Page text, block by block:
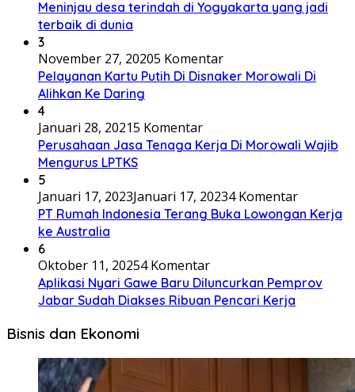
Meninjau desa terindah di Yogyakarta yang jadi
terbaik di dunia
3
November 27, 20205 Komentar
Pelayanan Kartu Putih Di Disnaker Morowali Di
Alihkan Ke Daring
4
Januari 28, 20215 Komentar
Perusahaan Jasa Tenaga Kerja Di Morowali Wajib
Mengurus LPTKS
5
Januari 17, 2023Januari 17, 20234 Komentar
PT Rumah Indonesia Terang Buka Lowongan Kerja
ke Australia
6
Oktober 11, 20254 Komentar
Aplikasi Nyari Gawe Baru Diluncurkan Pemprov
Jabar Sudah Diakses Ribuan Pencari Kerja
Bisnis dan Ekonomi